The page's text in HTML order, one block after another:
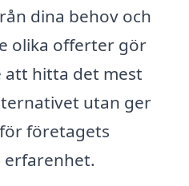
dina behov och
olika offerter gör
hitta det mest
utan ger
företagets
erfarenhet.